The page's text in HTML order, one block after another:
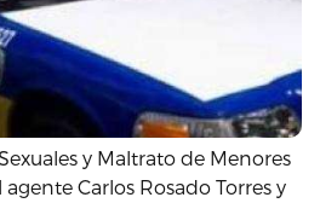
y Maltrato de Menores
Carlos Rosado Torres y